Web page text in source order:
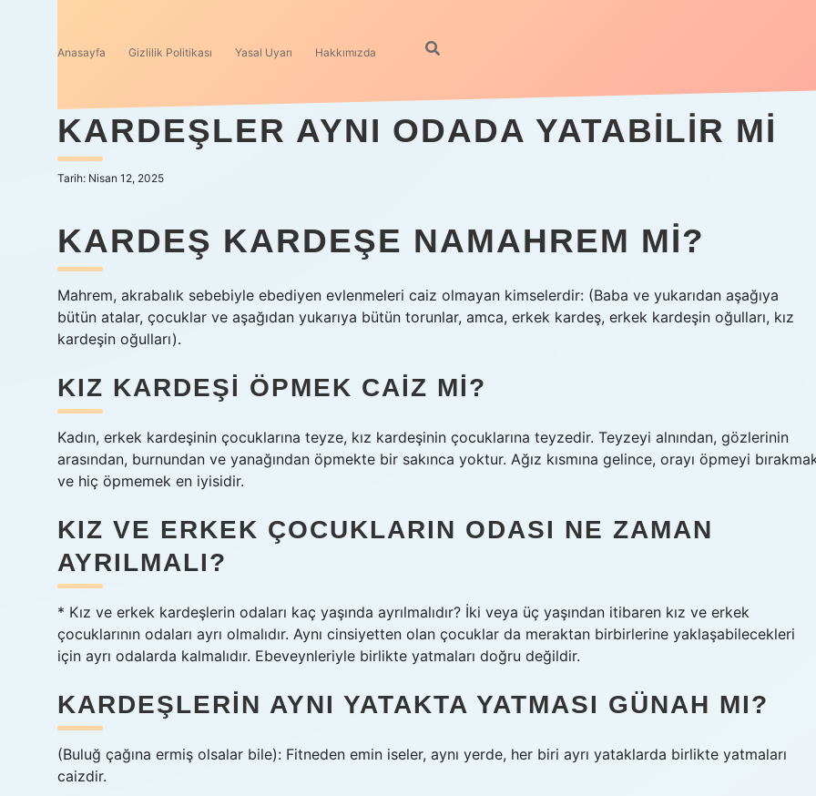
Anasayfa Gizlilik Politikası Yasal Uyarı Hakkımızda
KARDEŞLER AYNI ODADA YATABILIR MI
Tarih: Nisan 12, 2025
KARDEŞ KARDEŞE NAMAHREM MI?
Mahrem, akrabalık sebebiyle ebediyen evlenmeleri caiz olmayan kimselerdir: (Baba ve yukarıdan aşağıya
bütün atalar, çocuklar ve aşağıdan yukarıya bütün torunlar, amca, erkek kardeş, erkek kardeşin oğulları, kız
kardeşin oğulları).
KIZ KARDEŞI ÖPMEK CAIZ MI?
Kadın, erkek kardeşinin çocuklarına teyze, kız kardeşinin çocuklarına teyzedir. Teyzeyi alnından, gözlerinin
arasından, burnundan ve yanağından öpmekte bir sakınca yoktur. Ağız kısmına gelince, orayı öpmeyi
ve hiç öpmemek en iyisidir.
KIZ VE ERKEK ÇOCUKLARIN ODASI NE ZAMAN
AYRILMALI?
* Kız ve erkek kardeşlerin odaları kaç yaşında ayrılmalıdır? İki veya üç yaşından itibaren kız ve erkek
çocuklarının odaları ayrı olmalıdır. Aynı cinsiyetten olan çocuklar da meraktan birbirlerine yaklaşabilecekleri
için ayrı odalarda kalmalıdır. Ebeveynleriyle birlikte yatmaları doğru değildir.
KARDEŞLERIN AYNI YATAKTA YATMASI GÜNAH MI?
(Buluğ çağına ermiş olsalar bile): Fitneden emin iseler, aynı yerde, her biri ayrı yataklarda birlikte yatmaları
caizdir.